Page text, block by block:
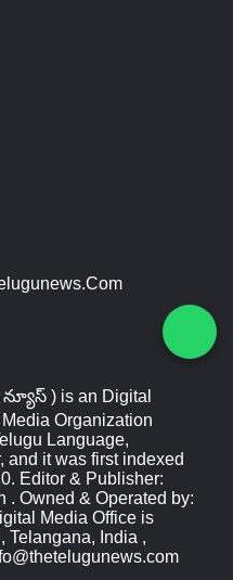
) is an Digital
Organization
Language,
and it was first indexed
Editor & Publisher:
. Owned & Operated by:
Media Office is
Telangana, India ,